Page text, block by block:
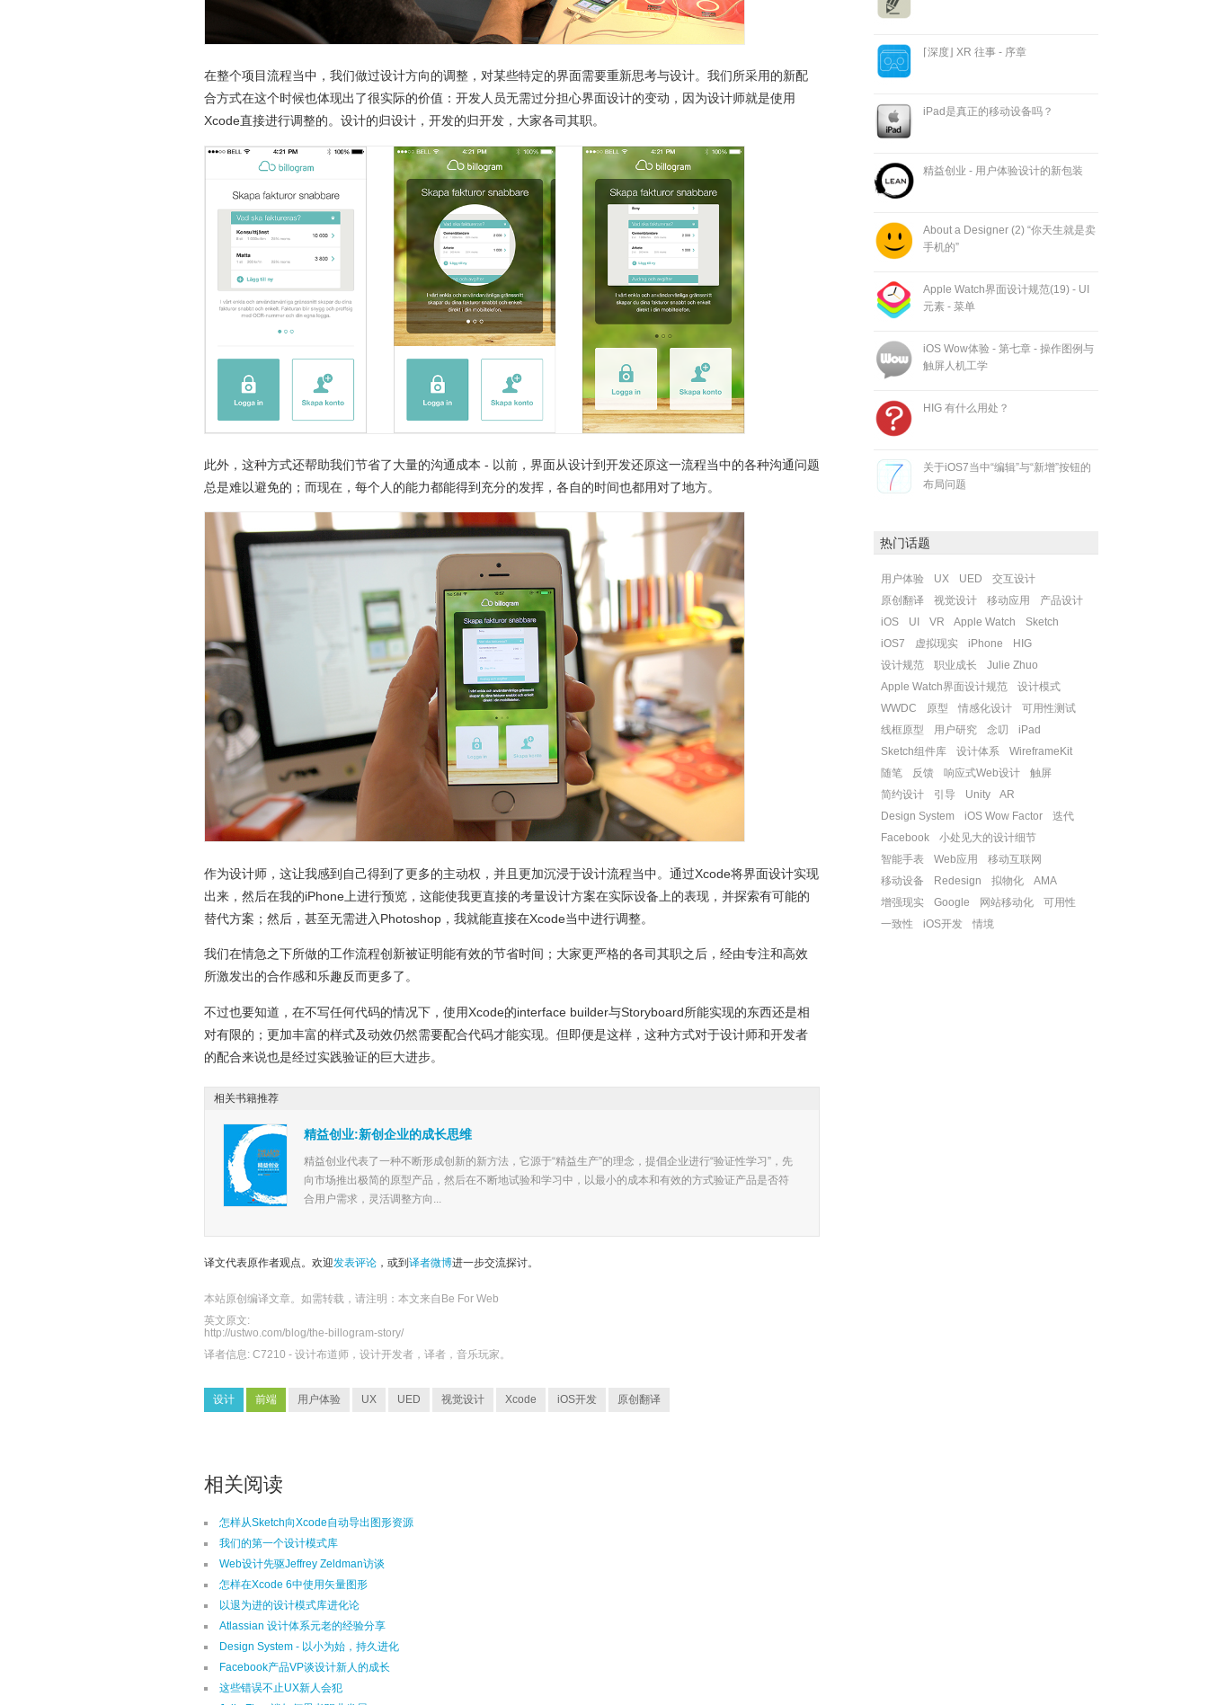
在整个项目流程当中，我们做过设计方向的调整，对某些特定的界面需要重新思考与设计。我们所采用的新配
合方式在这个时候也体现出了很实际的价值：开发人员无需过分担心界面设计的变动，因为设计师就是使用
Xcode直接进行调整的。设计的归设计，开发的归开发，大家各司其职。
此外，这种方式还帮助我们节省了大量的沟通成本 - 以前，界面从设计到开发还原这一流程当中的各种沟通问题
总是难以避免的；而现在，每个人的能力都能得到充分的发挥，各自的时间也都用对了地方。
作为设计师，这让我感到自己得到了更多的主动权，并且更加沉浸于设计流程当中。通过Xcode将界面设计实现
出来，然后在我的iPhone上进行预览，这能使我更直接的考量设计方案在实际设备上的表现，并探索有可能的
替代方案；然后，甚至无需进入Photoshop，我就能直接在Xcode当中进行调整。
我们在情急之下所做的工作流程创新被证明能有效的节省时间；大家更严格的各司其职之后，经由专注和高效
所激发出的合作感和乐趣反而更多了。
不过也要知道，在不写任何代码的情况下，使用Xcode的interface builder与Storyboard所能实现的东西还是相
对有限的；更加丰富的样式及动效仍然需要配合代码才能实现。但即便是这样，这种方式对于设计师和开发者
的配合来说也是经过实践验证的巨大进步。
精益创业:新创企业的成长思维
精益创业代表了一种不断形成创新的新方法，它源于“精益生产”的理念，提倡企业进行“验证性学习”，先
向市场推出极简的原型产品，然后在不断地试验和学习中，以最小的成本和有效的方式验证产品是否符
合用户需求，灵活调整方向...
相关书籍推荐
译文代表原作者观点。欢迎发表评论 ，或到译者微博进一步交流探讨。
本站原创编译文章。如需转载，请注明：本文来自 Be For Web
英文原文:
http://ustwo.com/blog/the-billogram-story/
译者信息: C7210 - 设计布道师，设计开发者，译者，音乐玩家。
设计 前端 用户体验 UX UED 视觉设计 Xcode iOS开发 原创翻译
相关阅读
怎样从Sketch向Xcode自动导出图形资源
我们的第一个设计模式库
Web设计先驱Jeffrey Zeldman访谈
怎样在Xcode 6中使用矢量图形
以退为进的设计模式库进化论
Atlassian 设计体系元老的经验分享
Design System - 以小为始，持久进化
Facebook产品VP谈设计新人的成长
这些错误不止UX新人会犯
⌈深度⌋ XR 往事 - 序章
iPad是真正的移动设备吗？
精益创业 - 用户体验设计的新包装
About a Designer (2) “你天生就是卖
手机的”
Apple Watch界面设计规范(19) - UI
元素 - 菜单
iOS Wow体验 - 第七章 - 操作图例与
触屏人机工学
HIG 有什么用处？
关于iOS7当中“编辑”与“新增”按钮的
布局问题
热门话题
用户体验 UX UED
交互设计
原创翻译
视觉设计 移动应用
产品设计
iOS
UI VR Apple Watch
Sketch
iOS7
虚拟现实 iPhone
HIG
设计规范
职业成长
Julie Zhuo
Apple Watch界面设计规范
设计模式
WWDC
原型 情感化设计
可用性测试
线框原型
用户研究 念叨
iPad
Sketch组件库
设计体系
WireframeKit
随笔
反馈 响应式Web设计
触屏
简约设计
引导 Unity
AR
Design System
iOS Wow Factor
迭代
Facebook
小处见大的设计细节
智能手表
Web应用
移动互联网
移动设备
Redesign 拟物化
AMA
增强现实
Google 网站移动化
可用性
一致性
iOS开发 情境